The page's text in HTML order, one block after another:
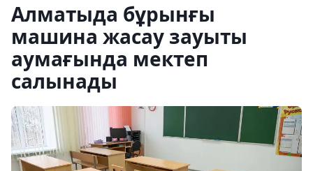
Алматыда бұрынғы
машина жасау зауыты
аумағында мектеп
салынады